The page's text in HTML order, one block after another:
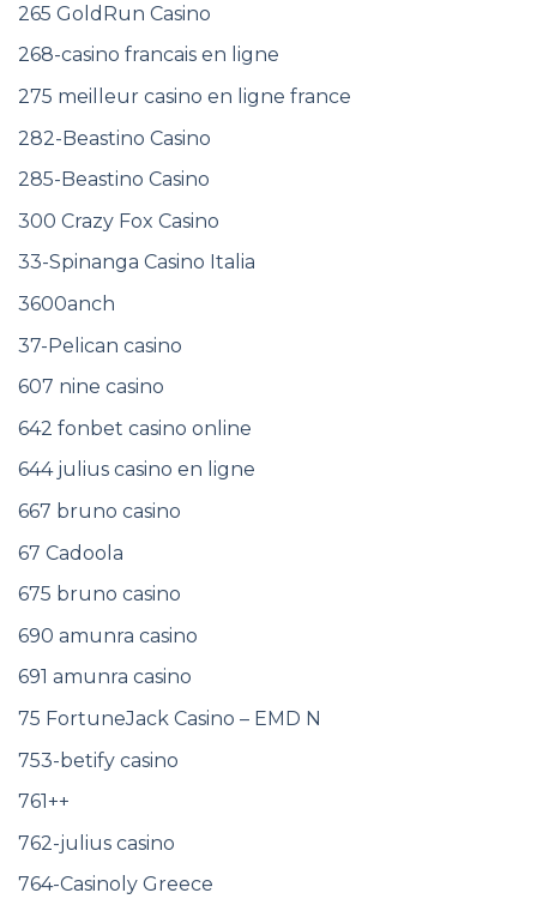
265 GoldRun Casino
268-casino francais en ligne
275 meilleur casino en ligne france
282-Beastino Casino
285-Beastino Casino
300 Crazy Fox Casino
33-Spinanga Casino Italia
3600anch
37-Pelican casino
607 nine casino
642 fonbet casino online
644 julius casino en ligne
667 bruno casino
67 Cadoola
675 bruno casino
690 amunra casino
691 amunra casino
75 FortuneJack Casino – EMD N
753-betify casino
761++
762-julius casino
764-Casinoly Greece